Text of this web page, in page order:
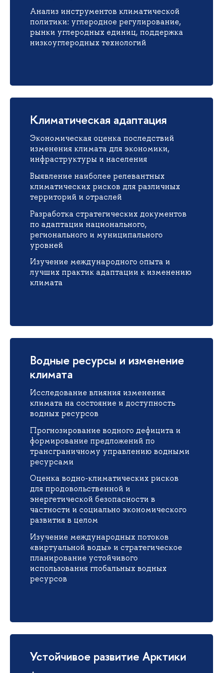
Анализ инструментов климатической
политики: углеродное регулирование,
рынки углеродных единиц, поддержка
низкоуглеродных технологий
Климатическая адаптация
Экономическая оценка последствий
изменения климата для экономики,
инфраструктуры и населения
Выявление наиболее релевантных
климатических рисков для различных
территорий и отраслей
Разработка стратегических документов
по адаптации национального,
регионального и муниципального
уровней
Изучение международного опыта и
лучших практик адаптации к изменению
климата
Водные ресурсы и изменение
климата
Исследование влияния изменения
климата на состояние и доступность
водных ресурсов
Прогнозирование водного дефицита и
формирование предложений по
трансграничному управлению водными
ресурсами
Оценка водно-климатических рисков
для продовольственной и
энергетической безопасности в
частности и социально экономического
развития в целом
Изучение международных потоков
«виртуальной воды» и стратегическое
планирование устойчивого
использования глобальных водных
ресурсов
Устойчивое развитие Арктики